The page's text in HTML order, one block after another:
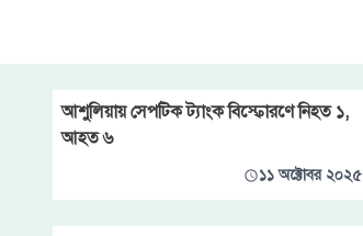
আশুলিয়ায় সেপটিক ট্যাংক বিস্ফোরণে নিহত ১,
আহত ৬
১১ অক্টোবর ২০২৫